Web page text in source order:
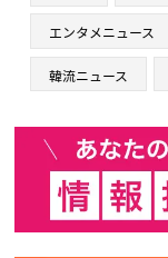
エンタメニュース
韓流ニュース